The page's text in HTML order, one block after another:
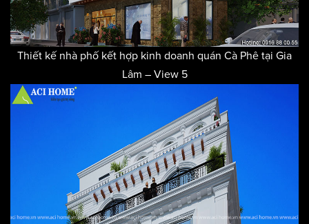
Thiết kế nhà phố kết hợp kinh doanh quán Cà Phê tại Gia
Lâm – View 5